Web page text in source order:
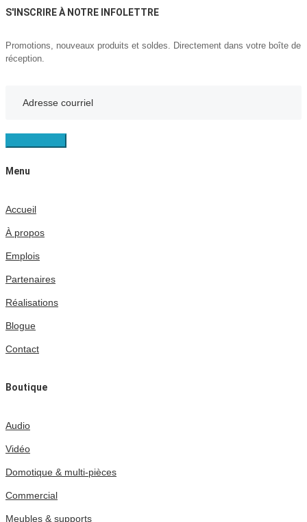
S'INSCRIRE À NOTRE INFOLETTRE
Promotions, nouveaux produits et soldes. Directement dans votre boîte de
réception.
Menu
Accueil
À propos
Emplois
Partenaires
Réalisations
Blogue
Contact
Boutique
Audio
Vidéo
Domotique & multi-pièces
Commercial
Meubles & supports